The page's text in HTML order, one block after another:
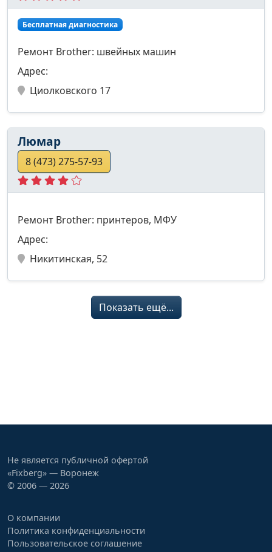
Бесплатная диагностика
Ремонт Brother: швейных машин
Адрес:
Циолковского 17
Люмар
8 (473) 275-57-93
Ремонт Brother: принтеров, МФУ
Адрес:
Никитинская, 52
Показать ещё...
Не является публичной офертой
«Fixberg» — Воронеж
© 2006 — 2026
О компании
Политика конфиденциальности
Пользовательское соглашение